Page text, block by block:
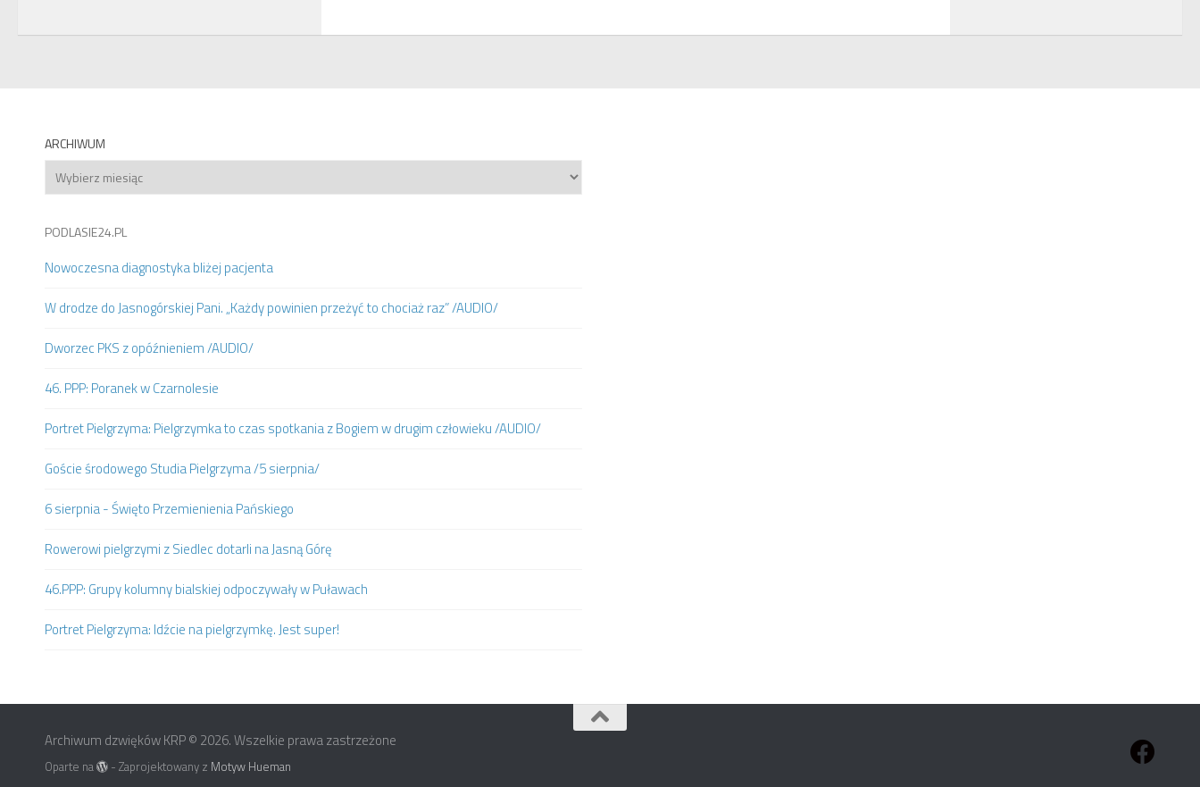
ARCHIWUM
Archiwum
PODLASIE24.PL
Nowoczesna diagnostyka bliżej pacjenta
W drodze do Jasnogórskiej Pani. „Każdy powinien przeżyć to chociaż raz” /AUDIO/
Dworzec PKS z opóźnieniem /AUDIO/
46. PPP: Poranek w Czarnolesie
Portret Pielgrzyma: Pielgrzymka to czas spotkania z Bogiem w drugim człowieku /AUDIO/
Goście środowego Studia Pielgrzyma /5 sierpnia/
6 sierpnia - Święto Przemienienia Pańskiego
Rowerowi pielgrzymi z Siedlec dotarli na Jasną Górę
46.PPP: Grupy kolumny bialskiej odpoczywały w Puławach
Portret Pielgrzyma: Idźcie na pielgrzymkę. Jest super!
Archiwum dzwięków KRP © 2026. Wszelkie prawa zastrzeżone
Oparte na - Zaprojektowany z Motyw Hueman